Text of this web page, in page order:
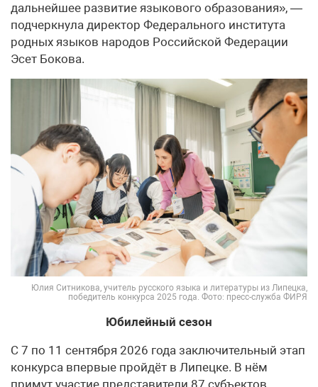
дальнейшее развитие языкового образования», —
подчеркнула директор Федерального института
родных языков народов Российской Федерации
Эсет Бокова.
Юлия Ситникова, учитель русского языка и литературы из Липецка,
победитель конкурса 2025 года. Фото: пресс-служба ФИРЯ
Юбилейный сезон
С 7 по 11 сентября 2026 года заключительный этап
конкурса впервые пройдёт в Липецке. В нём